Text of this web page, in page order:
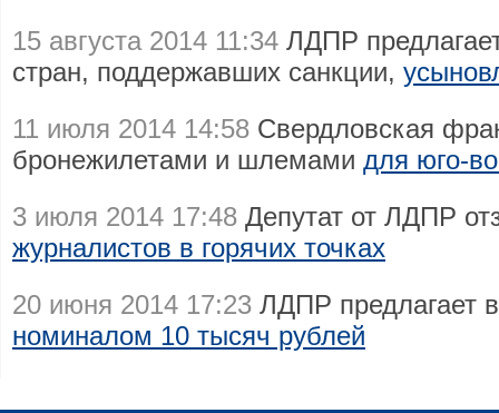
15 августа 2014 11:34 ЛДПР
стран, поддержавших санкции,
11 июля 2014 14:58 Свердловская
бронежилетами и шлемами для юго-
3 июля 2014 17:48 Депутат от ЛДПР
журналистов в горячих точках
20 июня 2014 17:23 ЛДПР предлагает
номиналом 10 тысяч рублей